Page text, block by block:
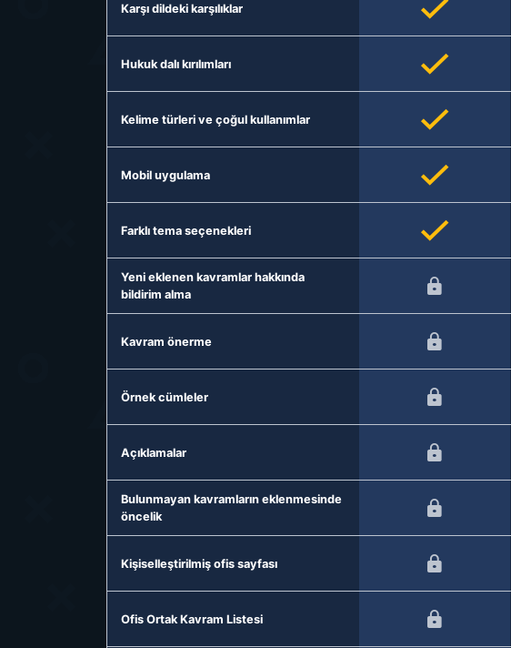
Karşı dildeki karşılıklar
Hukuk dalı kırılımları
Kelime türleri ve çoğul kullanımlar
Mobil uygulama
Farklı tema seçenekleri
Yeni eklenen kavramlar hakkında
bildirim alma
Kavram önerme
Örnek cümleler
Açıklamalar
Bulunmayan kavramların eklenmesinde
öncelik
Kişiselleştirilmiş ofis sayfası
Ofis Ortak Kavram Listesi